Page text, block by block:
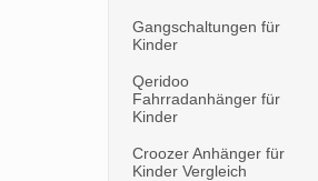
Gangschaltungen für
Kinder
Qeridoo
Fahrradanhänger für
Kinder
Croozer Anhänger für
Kinder Vergleich